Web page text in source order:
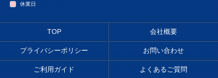
休業日
TOP 会社概要
プライバシーポリシー お問い合わせ
ご利用ガイド よくあるご質問